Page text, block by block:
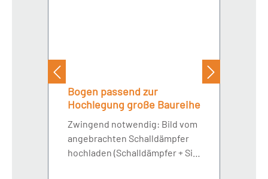
Bogen passend zur
Hochlegung große Baureihe
Zwingend notwendig: Bild vom
angebrachten Schalldämpfer
hochladen (Schalldämpfer + Sitz